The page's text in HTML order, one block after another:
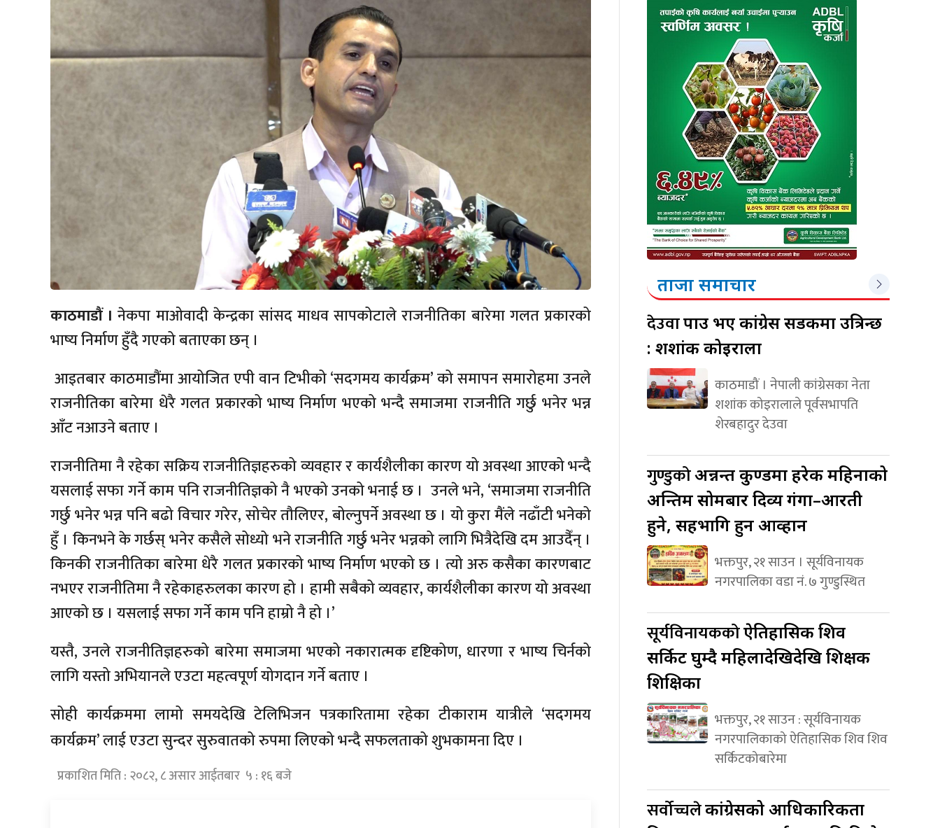
काठमाडौं ।नेकपा माओवादी केन्द्रका सांसद माधव सापकोटाले राजनीतिका बारेमा गलत प्रकारको
भाष्य निर्माण हुँदै गएको बताएका छन् ।
आइतबार काठमाडौंमा आयोजित एपी वान टिभीको ‘सदगमय कार्यक्रम’ को समापन समारोहमा उनले
राजनीतिका बारेमा धेरै गलत प्रकारको भाष्य निर्माण भएको भन्दै समाजमा राजनीति गर्छु भनेर भन्न
आँट नआउने बताए ।
राजनीतिमा नै रहेका सक्रिय राजनीतिज्ञहरुको व्यवहार र कार्यशैलीका कारण यो अवस्था आएको भन्दै
यसलाई सफा गर्ने काम पनि राजनीतिज्ञको नै भएको उनको भनाई छ । उनले भने, ‘समाजमा राजनीति
गर्छु भनेर भन्न पनि बढो विचार गरेर, सोचेर तौलिएर, बोल्नुपर्ने अवस्था छ । यो कुरा मैंले नढाँटी भनेको
हुँ । किनभने के गर्छस् भनेर कसैले सोध्यो भने राजनीति गर्छु भनेर भन्नको लागि भित्रैदेखि दम आउदैँन् ।
किनकी राजनीतिका बारेमा धेरै गलत प्रकारको भाष्य निर्माण भएको छ । त्यो अरु कसैका कारणबाट
नभएर राजनीतिमा नै रहेकाहरुलका कारण हो । हामी सबैको व्यवहार, कार्यशैलीका कारण यो अवस्था
आएको छ । यसलाई सफा गर्ने काम पनि हाम्रो नै हो ।’
यस्तै, उनले राजनीतिज्ञहरुको बारेमा समाजमा भएको नकारात्मक दृष्टिकोण, धारणा र भाष्य चिर्नको
लागि यस्तो अभियानले एउटा महत्वपूर्ण योगदान गर्ने बताए ।
सोही कार्यक्रममा लामो समयदेखि टेलिभिजन पत्रकारितामा रहेका टीकाराम यात्रीले ‘सदगमय
कार्यक्रम’ लाई एउटा सुन्दर सुरुवातको रुपमा लिएको भन्दै सफलताको शुभकामना दिए ।
प्रकाशित मिति : २०८२, ८ असार आईतबार ५ : १६ बजे
ताजा समाचार
देउवापक्राउ भए कांग्रेस सडकमा उत्रिन्छ
: शशांक कोइराला
काठमाडौं । नेपाली कांग्रेसका नेता
शशांक कोइरालाले पूर्वसभापति
शेरबहादुर देउवा
गुण्डुकोअन्नन्त कुण्डमा हरेक महिनाको
अन्तिम सोमबार दिव्य गंगा–आरती
हुने, सहभागि हुन आव्हान
भक्तपुर, २१ साउन । सूर्यविनायक
नगरपालिका वडा नं. ७ गुण्डुस्थित
सूर्यविनायककोऐतिहासिक शिव
सर्किट घुम्दै महिलादेखिदेखि शिक्षक
शिक्षिका
भक्तपुर, २१ साउन : सूर्यविनायक
नगरपालिकाको ऐतिहासिक शिव शिव
सर्किटकोबारेमा
सर्वोच्चलेकांग्रेसको आधिकारिकता